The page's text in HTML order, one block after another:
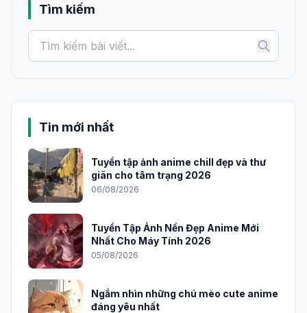
Tìm kiếm
Tin mới nhất
Tuyển tập ảnh anime chill đẹp và thư
giãn cho tâm trạng 2026
06/08/2026
Tuyển Tập Ảnh Nền Đẹp Anime Mới
Nhất Cho Máy Tính 2026
05/08/2026
Ngắm nhìn những chú mèo cute anime
đáng yêu nhất